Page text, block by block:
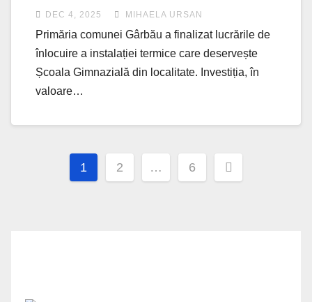
DEC 4, 2025 MIHAELA URSAN
Primăria comunei Gârbău a finalizat lucrările de
înlocuire a instalației termice care deservește
Școala Gimnazială din localitate. Investiția, în
valoare…
Posts
navigation
1 2 … 6